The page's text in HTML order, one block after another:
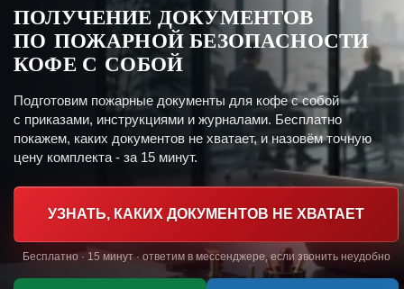
ПОЛУЧЕНИЕ ДОКУМЕНТОВ
ПО ПОЖАРНОЙ БЕЗОПАСНОСТИ
КОФЕ С СОБОЙ
Подготовим пожарные документы для кофе с собой
с приказами, инструкциями и журналами. Бесплатно
покажем, каких документов не хватает, и назовём точную
цену комплекта - за 15 минут.
УЗНАТЬ, КАКИХ ДОКУМЕНТОВ НЕ ХВАТАЕТ
Бесплатно · 15 минут · ответим в мессенджере, если звонить неудобно